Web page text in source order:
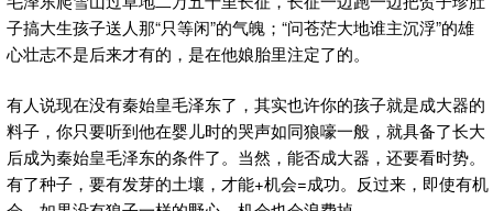
子搞大生孩子送人那“只等闲”的气魄；“问苍茫大地谁主沉浮”的雄
心壮志不是后来才有的，是在他娘胎里注定了的。
有人说现在没有秦始皇毛泽东了，其实也许你的孩子就是成大器的
料子，你只要听到他在婴儿时的哭声如同狼嚎一般，就具备了长大
后成为秦始皇毛泽东的条件了。当然，能否成大器，还要看时势。
有了种子，要有发芽的土壤，才能+机会=成功。反过来，即使有机